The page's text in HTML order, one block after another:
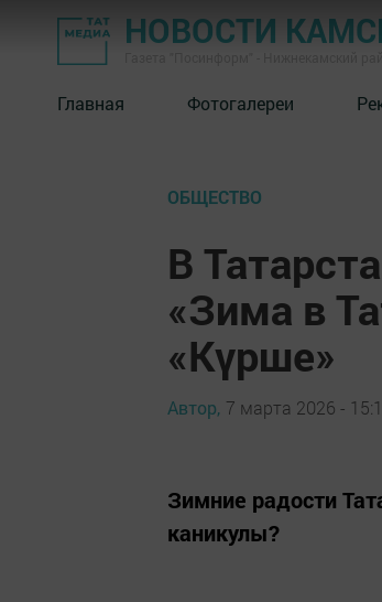
НОВОСТИ
Главная Фотогалереи
ОБЩЕСТВО
В
«Зима в
«Күрше»
Автор, 7 марта 2026 -
Зимние радости
каникулы?